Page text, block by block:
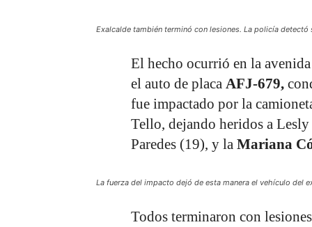
Exalcalde también terminó con lesiones. La policía
El hecho ocurrió en la
el auto de placa AFJ-679,
fue impactado por la
Tello, dejando heridos a
Paredes (19), y la Mariana
La fuerza del impacto dejó de esta manera el vehículo del
Todos terminaron con